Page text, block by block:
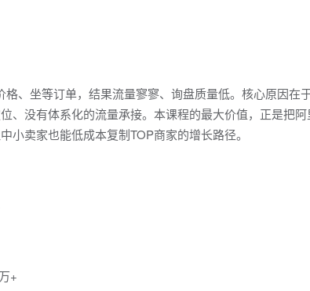
、坐等订单，结果流量寥寥、询盘质量低。核心原因在
没有体系化的流量承接。本课程的最大价值，正是把阿
小卖家也能低成本复制TOP商家的增长路径。
+